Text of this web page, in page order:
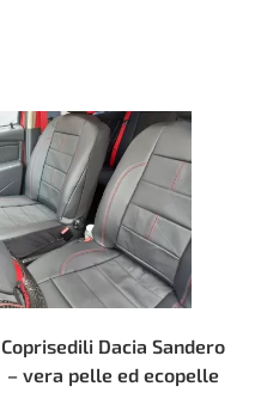
Coprisedili Dacia Sandero
– vera pelle ed ecopelle